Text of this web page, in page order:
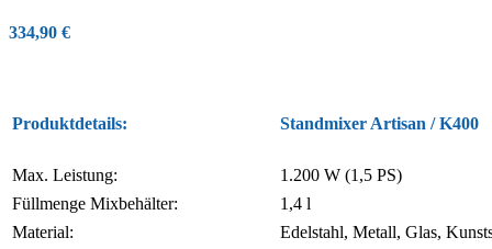
334,90 €
Produktdetails: Standmixer Artisan / K400
Max. Leistung:
1.200 W (1,5 PS)
Füllmenge Mixbehälter:
1,4 l
Material:
Edelstahl, Metall, Glas,